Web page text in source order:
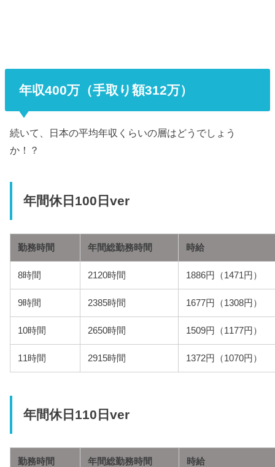
年収400万（手取り額312万）
続いて、日本の平均年収くらいの層はどうでしょう
か！？
年間休日100日ver
勤務時間 年間総勤務時間 時給
8時間 2120時間 1886円（1471円）
9時間 2385時間 1677円（1308円）
10時間 2650時間 1509円（1177円）
11時間 2915時間 1372円（1070円）
年間休日110日ver
勤務時間 年間総勤務時間 時給